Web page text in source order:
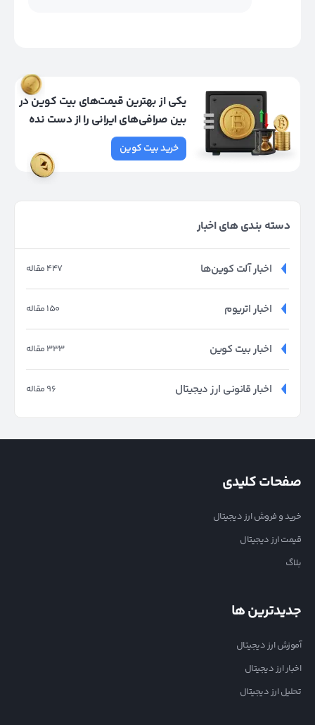
یکی از بهترین قیمت‌های بیت کوین در
بین صرافی‌های ایرانی را از دست نده
خرید بیت کوین
دسته بندی های اخبار
447 مقاله اخبار آلت کوین‌ها
150 مقاله اخبار اتریوم
333 مقاله اخبار بیت کوین
96 مقاله اخبار قانونی ارز دیجیتال
صفحات کلیدی
خرید و فروش ارز دیجیتال
قیمت ارز دیجیتال
بلاگ
جدیدترین ها
آموزش ارز دیجیتال
اخبار ارز دیجیتال
تحلیل ارز دیجیتال